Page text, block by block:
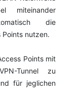
miteinander
die
nutzen.
Points mit
Tunnel zu
für jeglichen